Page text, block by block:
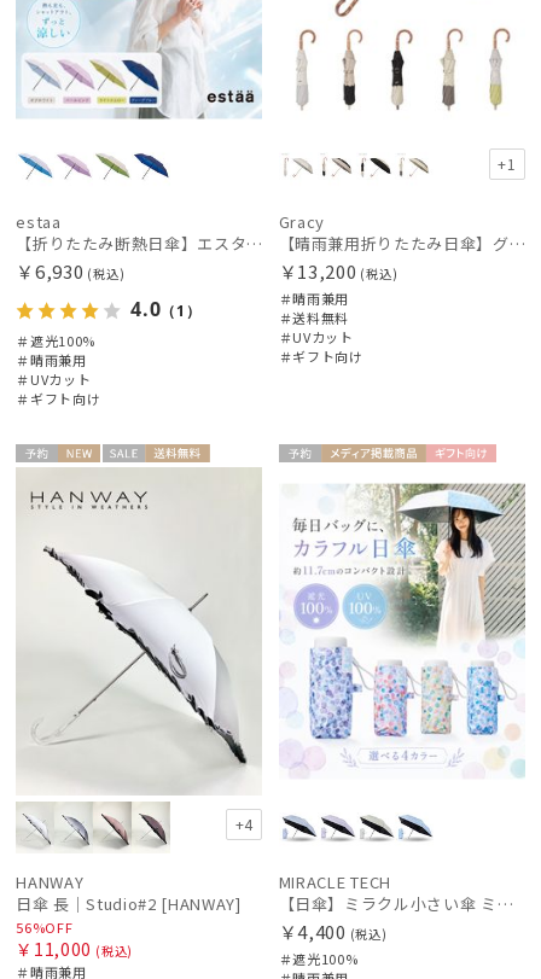
estaa
【折りたたみ断熱日傘】エスタ (estaa) ハニカム断熱パラソル グラデーション 折りたたみ傘 晴雨兼用 遮光100 UV100
￥6,930 (税込)
4.0 （1）
＃遮光100%
＃晴雨兼用
＃UVカット
＃ギフト向け
+1
Gracy
【晴雨兼用折りたたみ日傘】グレイシー (Gracy) Tender bicolor 一級遮光99.99% 遮熱 UV99％ 簡単開閉
￥13,200 (税込)
＃晴雨兼用
＃送料無料
＃UVカット
＃ギフト向け
予約 NEWセー
ル
送料無
料
ギフト
向け
WOME
N
+4
HANWAY
日傘 長｜Studio#2 [HANWAY]
56%OFF
￥11,000 (税込)
＃晴雨兼用
載商品
向け
UNISE
MIRACLE TECH
【日傘】ミラクル小さい傘 ミラクルテックプロ (MIRACLE TECH Pro) カラフルドット 晴雨兼用 遮光100
￥4,400 (税込)
＃遮光100%